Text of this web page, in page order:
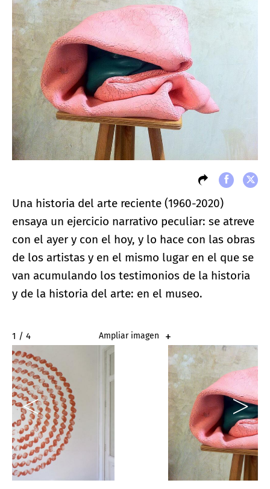
Una historia del arte reciente (1960-2020)
ensaya un ejercicio narrativo peculiar: se atreve
con el ayer y con el hoy, y lo hace con las obras
de los artistas y en el mismo lugar en el que se
van acumulando los testimonios de la historia
y de la historia del arte: en el museo.
2 / 4 Ampliar imagen